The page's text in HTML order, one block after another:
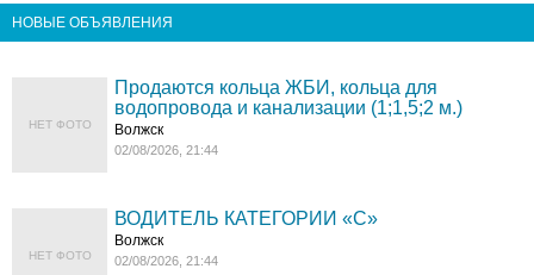
НОВЫЕ ОБЪЯВЛЕНИЯ
НЕТ ФОТО
Продаются кольца ЖБИ, кольца для
водопровода и канализации (1;1,5;2 м.)
Волжск
02/08/2026, 21:44
НЕТ ФОТО
ВОДИТЕЛЬ КАТЕГОРИИ «C»
Волжск
02/08/2026, 21:44